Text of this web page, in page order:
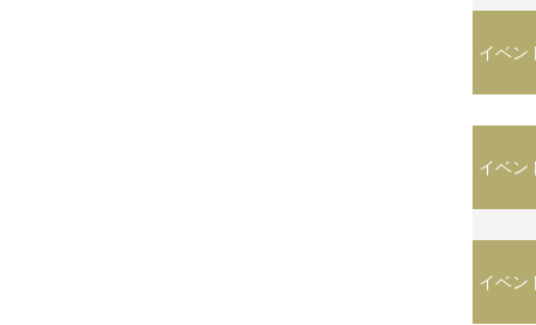
イベン
イベン
イベン